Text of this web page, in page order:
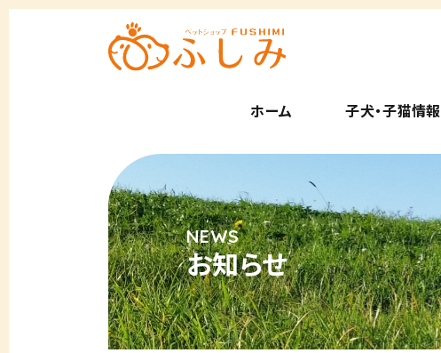
ホーム 子犬・子猫情報
お知らせ